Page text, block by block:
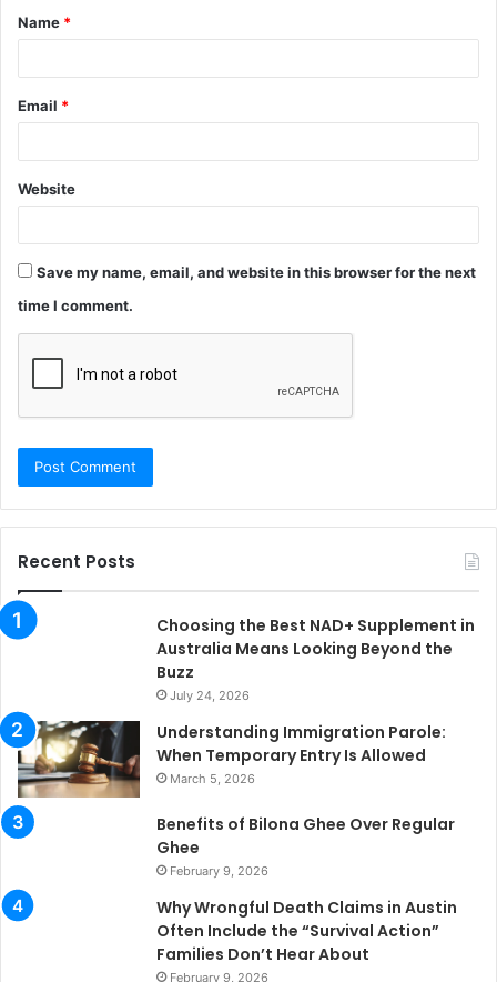
*
Name *
Email *
Website
Save my name, email, and website in this browser for the next
time I comment.
Recent Posts
Choosing the Best NAD+ Supplement in
Australia Means Looking Beyond the
Buzz
July 24, 2026
Understanding Immigration Parole:
When Temporary Entry Is Allowed
March 5, 2026
Benefits of Bilona Ghee Over Regular
Ghee
February 9, 2026
Why Wrongful Death Claims in Austin
Often Include the “Survival Action”
Families Don’t Hear About
February 9, 2026